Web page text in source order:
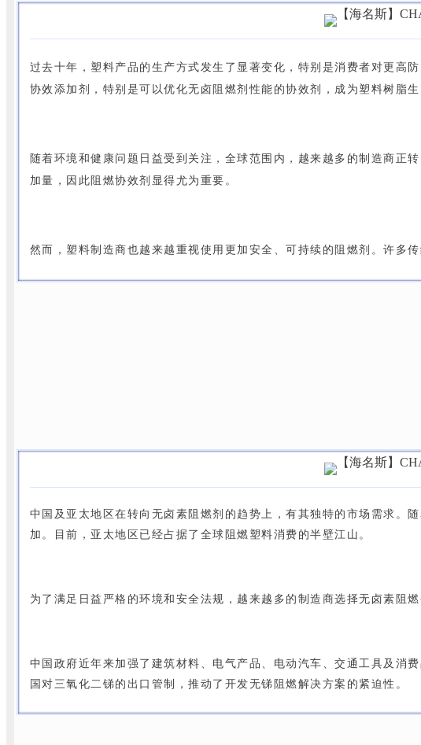
过去十年，塑料产品的生产方式发生了显著变化，特别是消费者对更高
协效添加剂，特别是可以优化无卤阻燃剂性能的协效剂，成为塑料树脂生
随着环境和健康问题日益受到关注，全球范围内，越来越多的制造商正
加量，因此阻燃协效剂显得尤为重要。
然而，塑料制造商也越来越重视使用更加安全、可持续的阻燃剂。许多
中国及亚太地区在转向无卤素阻燃剂的趋势上，有其独特的市场需求。
加。目前，亚太地区已经占据了全球阻燃塑料消费的半壁江山。
为了满足日益严格的环境和安全法规，越来越多的制造商选择无卤素阻
中国政府近年来加强了建筑材料、电气产品、电动汽车、交通工具及消
国对三氧化二锑的出口管制，推动了开发无锑阻燃解决方案的紧迫性。